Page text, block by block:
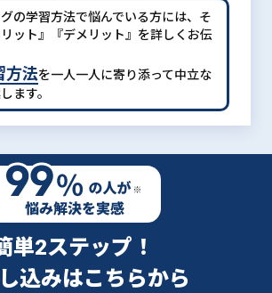
の学習方法で悩んでいる方には、 そ
ット』『デメリット』を詳しくお伝
方法を一人一人に寄り添って中立な
ます。
単2ステップ！
込みはこちらから